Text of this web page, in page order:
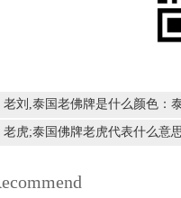
老刘,泰国老佛牌是什么颜色：
老虎;泰国佛牌老虎代表什么意